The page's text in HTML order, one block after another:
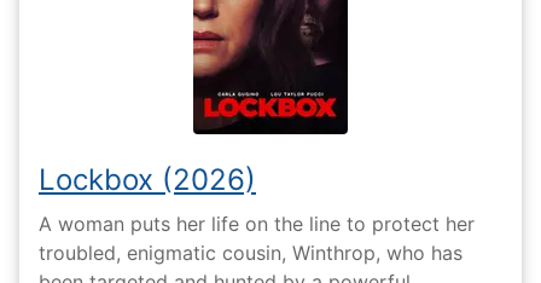
Lockbox (2026)
A woman puts her life on the line to protect her
troubled, enigmatic cousin, Winthrop, who has